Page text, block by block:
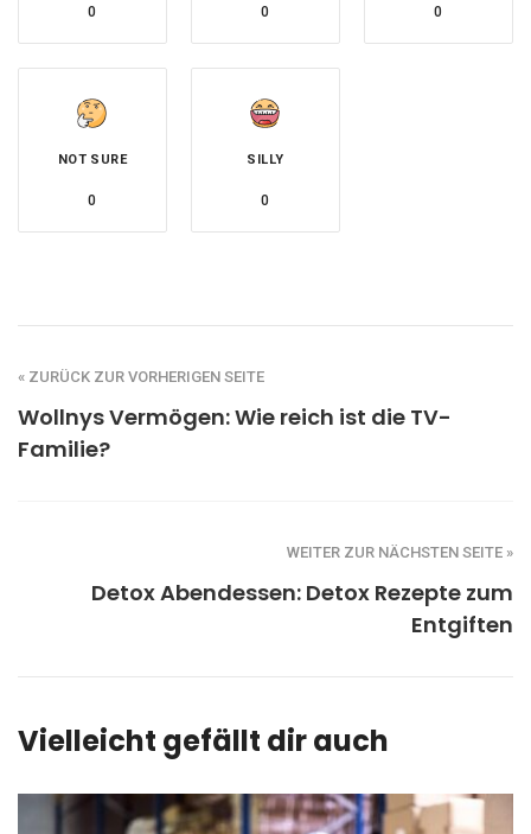
0 0 0
NOT SURE
0
SILLY
0
« ZURÜCK ZUR VORHERIGEN SEITE
Wollnys Vermögen: Wie reich ist die TV-
Familie?
WEITER ZUR NÄCHSTEN SEITE »
Detox Abendessen: Detox Rezepte zum
Entgiften
Vielleicht gefällt dir auch